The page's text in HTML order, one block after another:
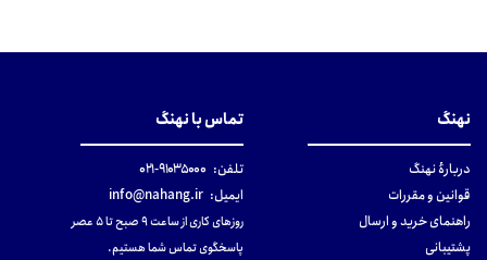
نهنگ
دربارهٔ نهنگ
قوانین و مقررات
راهنمای خرید و ارسال
پشتیبانی
تماس با نهنگ
تلفن: ۹۱۰۳۵۰۰۰-۰۲۱
ایمیل: info@nahang.ir
روزهای کاری از ساعت ۹ صبح تا ۵ عصر
پاسخگوی تماس شما هستیم.